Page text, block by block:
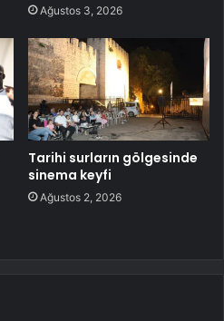
Ağustos 3, 2026
Tarihi surların gölgesinde
sinema keyfi
Ağustos 2, 2026